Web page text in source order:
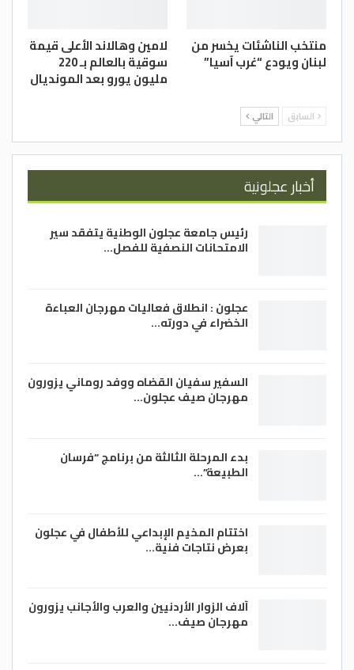
منتخب الناشئات يخسر من
لبنان ويودع “غرب آسيا”
لامين وهالاند الأعلى قيمة
سوقية بالعالم بـ 220
مليون يورو بعد المونديال
السابق التالي
أخبار عجلونية
رئيس جامعة عجلون الوطنية يتفقد سير
الامتحانات النصفية للفصل…
عجلون : انطلاق فعاليات مهرجان العباءة
الخضراء في دورته…
السفير سفيان القضاه ووفد روماني يزورون
مهرجان صيف عجلون…
بدء المرحلة الثالثة من برنامج “فرسان
الطبيعة”…
اختتام المخيم الإبداعي للأطفال في عجلون
بعرض نتاجات فنية…
آلاف الزوار الأردنيين والعرب والأجانب يزورون
مهرجان صيف…